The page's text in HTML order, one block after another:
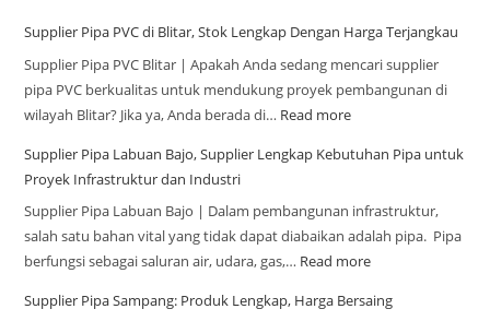
Supplier Pipa PVC di Blitar, Stok Lengkap Dengan Harga Terjangkau
Supplier Pipa PVC Blitar | Apakah Anda sedang mencari supplier
pipa PVC berkualitas untuk mendukung proyek pembangunan di
wilayah Blitar? Jika ya, Anda berada di… Read more
Supplier Pipa Labuan Bajo, Supplier Lengkap Kebutuhan Pipa untuk
Proyek Infrastruktur dan Industri
Supplier Pipa Labuan Bajo | Dalam pembangunan infrastruktur,
salah satu bahan vital yang tidak dapat diabaikan adalah pipa. Pipa
berfungsi sebagai saluran air, udara, gas,… Read more
Supplier Pipa Sampang: Produk Lengkap, Harga Bersaing